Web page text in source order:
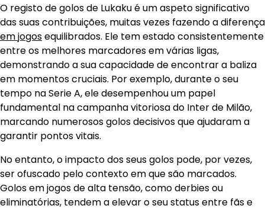
O registo de golos de Lukaku é um aspeto significativo
das suas contribuições, muitas vezes fazendo a diferença
em jogosequilibrados. Ele tem estado consistentemente
entre os melhores marcadores em várias ligas,
demonstrando a sua capacidade de encontrar a baliza
em momentos cruciais. Por exemplo, durante o seu
tempo na Serie A, ele desempenhou um papel
fundamental na campanha vitoriosa do Inter de Milão,
marcando numerosos golos decisivos que ajudaram a
garantir pontos vitais.
No entanto, o impacto dos seus golos pode, por vezes,
ser ofuscado pelo contexto em que são marcados.
Golos em jogos de alta tensão, como derbies ou
eliminatórias, tendem a elevar o seu status entre fãs e